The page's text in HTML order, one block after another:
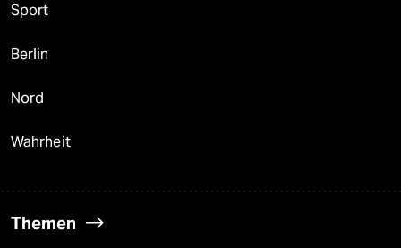
Sport
Berlin
Nord
Wahrheit
Themen